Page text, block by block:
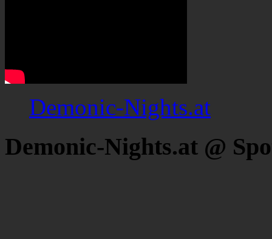
Demonic-Nights.at
Demonic-Nights.at @